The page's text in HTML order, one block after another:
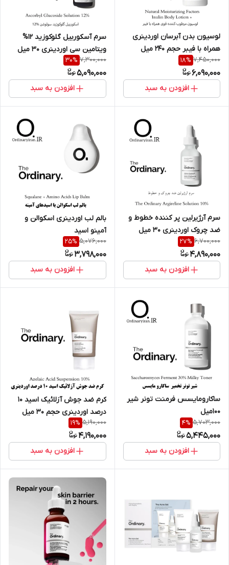
لوسیون بدن آبرسان اوردینری
همراه با فیبر حجم 240 میل
7,450,000
18%
6,090,000
افزودن به سبد
سرم آسکوربیل گلوکوزید 12%
ویتامین سی اوردینری 30 میل
7,300,000
30%
5,090,000
افزودن به سبد
سرم آرژیرلین پر کننده خطوط و
ضد چروک اوردینری 30 میل
6,700,000
27%
4,890,000
افزودن به سبد
بالم لب اوردینری اسکوالن و
آمینو اسید
5,076,000
25%
3,798,000
افزودن به سبد
ساکارومایسس فرمنت تونر شیر
100میل
5,703,000
4%
5,445,000
افزودن به سبد
کرم ضد جوش آزلائیک اسید 10
درصد اوردینری حجم 30 میل
5,190,000
19%
4,190,000
افزودن به سبد